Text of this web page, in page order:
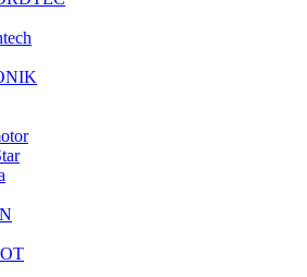
радиоуправлении
верховой езды
массажеров
насосов
камер, видеоскопов
для опресовки труб
усилителей